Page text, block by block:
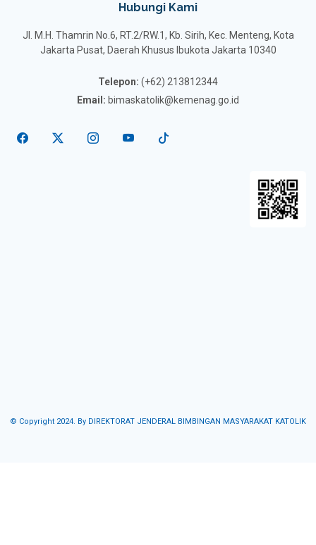
Hubungi Kami
Jl. M.H. Thamrin No.6, RT.2/RW.1, Kb. Sirih, Kec. Menteng, Kota
Jakarta Pusat, Daerah Khusus Ibukota Jakarta 10340
Telepon: (+62) 213812344
Email: bimaskatolik@kemenag.go.id
© Copyright 2024. By DIREKTORAT JENDERAL BIMBINGAN MASYARAKAT KATOLIK